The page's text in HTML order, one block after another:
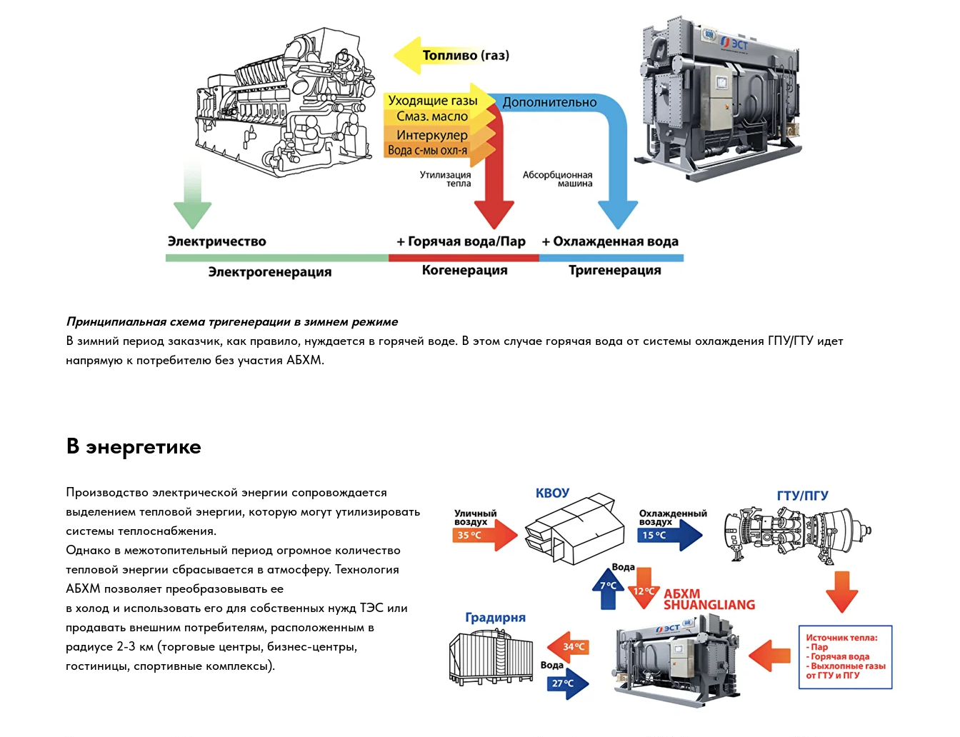
Принципиальная схема тригенерации в зимнем режиме
В зимний период заказчик, как правило, нуждается в горячей воде. В этом случае горячая вода от системы охлаждения ГПУ/ГТУ идет
напрямую к потребителю без участия АБХМ.
В энергетике
Производство электрической энергии сопровождается
выделением тепловой энергии, которую могут утилизировать
системы теплоснабжения.
Однако в межотопительный период огромное количество
тепловой энергии сбрасывается в атмосферу. Технология
АБХМ позволяет преобразовывать ее
в холод и использовать его для собственных нужд ТЭС или
продавать внешним потребителям, расположенным в
радиусе 2-3 км (торговые центры, бизнес-центры,
гостиницы, спортивные комплексы).